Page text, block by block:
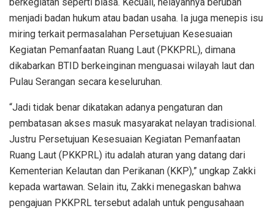
menjadi badan hukum atau badan usaha. Ia juga menepis isu
miring terkait permasalahan Persetujuan Kesesuaian
Kegiatan Pemanfaatan Ruang Laut (PKKPRL), dimana
dikabarkan BTID berkeinginan menguasai wilayah laut dan
Pulau Serangan secara keseluruhan.
“Jadi tidak benar dikatakan adanya pengaturan dan
pembatasan akses masuk masyarakat nelayan tradisional.
Justru Persetujuan Kesesuaian Kegiatan Pemanfaatan
Ruang Laut (PKKPRL) itu adalah aturan yang datang dari
Kementerian Kelautan dan Perikanan (KKP),” ungkap Zakki
kepada wartawan. Selain itu, Zakki menegaskan bahwa
pengajuan PKKPRL tersebut adalah untuk pengusahaan